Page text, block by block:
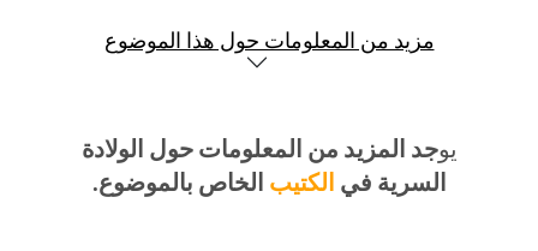
مزيد من المعلومات حول هذا الموضوع
يوجد المزيد من المعلومات حول الولادة
السرية في الكتيب الخاص بالموضوع.